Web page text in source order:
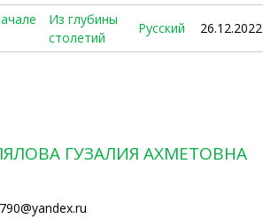
Из глубины
столетий
Русский 26.12.2022
ГУЗАЛИЯ АХМЕТОВНА